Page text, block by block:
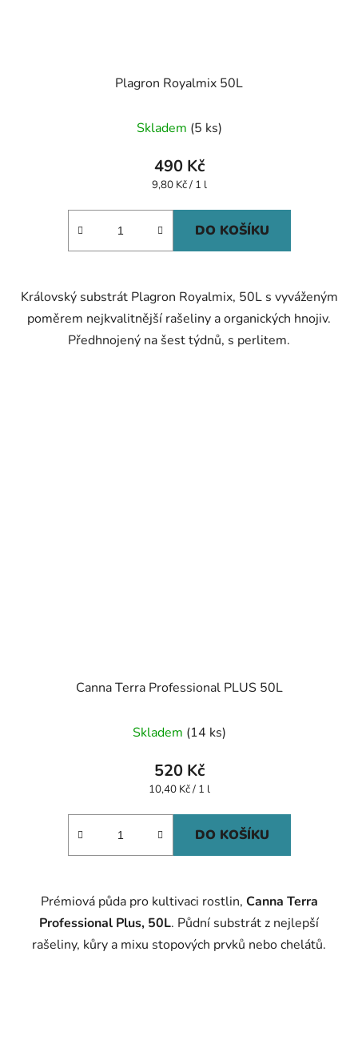
Plagron Royalmix 50L
Skladem (5 ks)
490 Kč
Měrná
9,80 Kč / 1 l
DO KOŠÍKU
Královský substrát Plagron Royalmix, 50L s vyváženým
poměrem nejkvalitnější rašeliny a organických hnojiv.
Předhnojený na šest týdnů, s perlitem.
Canna Terra Professional PLUS 50L
Skladem (14 ks)
520 Kč
Měrná
10,40 Kč / 1 l
DO KOŠÍKU
Prémiová půda pro kultivaci rostlin, Canna Terra
Professional Plus, 50L. Půdní substrát z nejlepší
rašeliny, kůry a mixu stopových prvků nebo chelátů.